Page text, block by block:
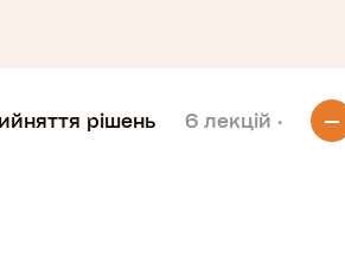
рішень 6 лекцій ·